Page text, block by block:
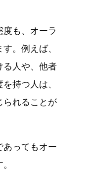
度も、オーラ
。例えば、
る人や、他者
持つ人は、
られることが
あってもオー